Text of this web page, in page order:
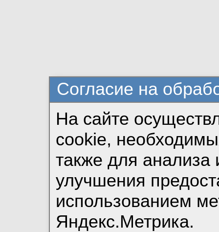
Согласие на
На сайте
cookie,
также для анализа
улучшения
использованием
Яндекс.Метрика.